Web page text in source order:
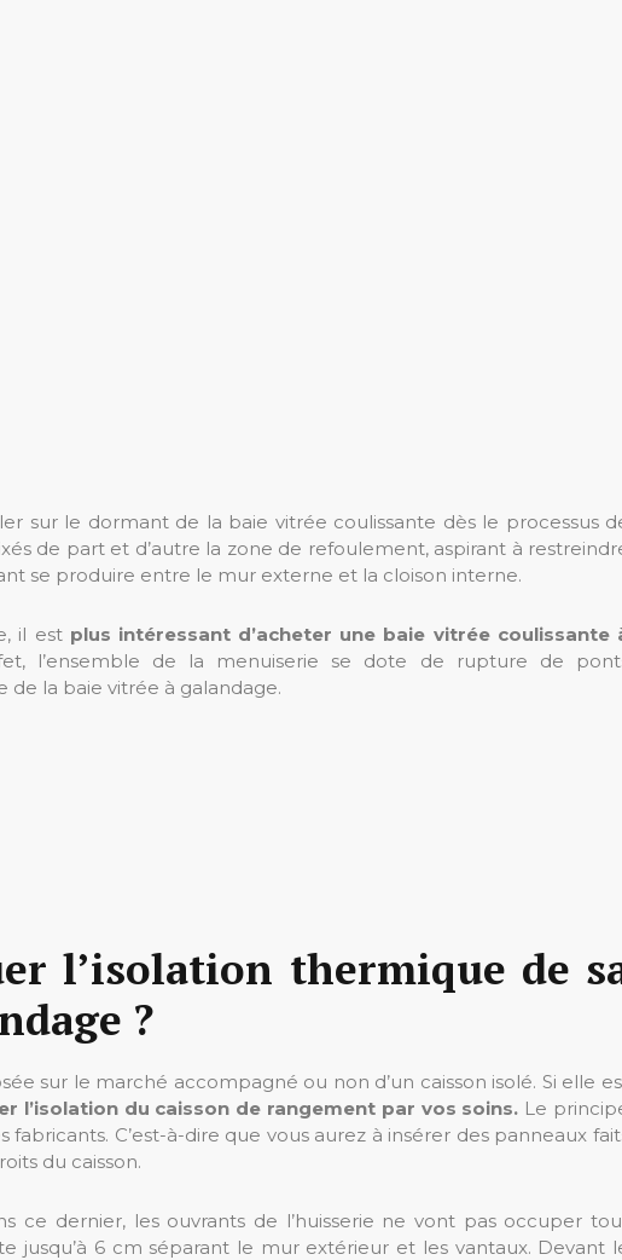
sur le dormant de la baie vitrée coulissante dès le processus
de part et d’autre la zone de refoulement, aspirant à
se produire entre le mur externe et la cloison interne.
il est plus intéressant d’acheter une baie vitrée coulissante
l’ensemble de la menuiserie se dote de rupture de
de la baie vitrée à galandage.
l’isolation thermique de
?
sur le marché accompagné ou non d’un caisson isolé. Si elle
l’isolation du caisson de rangement par vos soins. Le
C’est-à-dire que vous aurez à insérer des panneaux
du caisson.
ce dernier, les ouvrants de l’huisserie ne vont pas occuper
jusqu’à 6 cm séparant le mur extérieur et les vantaux. Devant